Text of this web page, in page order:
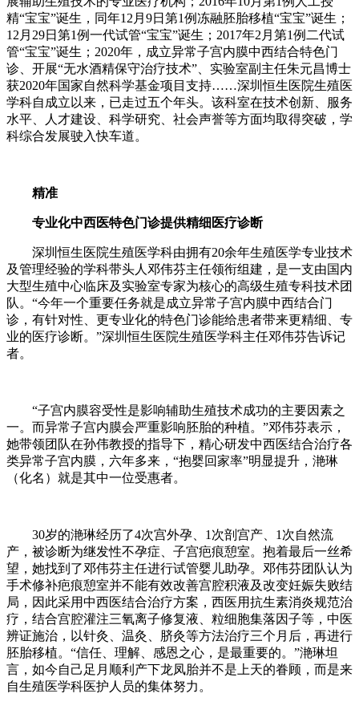
精“宝宝”诞生，同年12月9日第1例冻融胚胎移植“宝宝”诞生；
12月29日第1例一代试管“宝宝”诞生；2017年2月第1例二代试
管“宝宝”诞生；2020年，成立异常子宫内膜中西结合特色门
诊、开展“无水酒精保守治疗技术”、实验室副主任朱元昌博士
获2020年国家自然科学基金项目支持……深圳恒生医院生殖医
学科自成立以来，已走过五个年头。该科室在技术创新、服务
水平、人才建设、科学研究、社会声誉等方面均取得突破，学
科综合发展驶入快车道。
精准
专业化中西医特色门诊提供精细医疗诊断
深圳恒生医院生殖医学科由拥有20余年生殖医学专业技术
及管理经验的学科带头人邓伟芬主任领衔组建，是一支由国内
大型生殖中心临床及实验室专家为核心的高级生殖专科技术团
队。“今年一个重要任务就是成立异常子宫内膜中西结合门
诊，有针对性、更专业化的特色门诊能给患者带来更精细、专
业的医疗诊断。”深圳恒生医院生殖医学科主任邓伟芬告诉记
者。
“子宫内膜容受性是影响辅助生殖技术成功的主要因素之
一。而异常子宫内膜会严重影响胚胎的种植。”邓伟芬表示，
她带领团队在孙伟教授的指导下，精心研发中西医结合治疗各
类异常子宫内膜，六年多来，“抱婴回家率”明显提升，滟琳
（化名）就是其中一位受惠者。
30岁的滟琳经历了4次宫外孕、1次剖宫产、1次自然流
产，被诊断为继发性不孕症、子宫疤痕憩室。抱着最后一丝希
望，她找到了邓伟芬主任进行试管婴儿助孕。邓伟芬团队认为
手术修补疤痕憩室并不能有效改善宫腔积液及改变妊娠失败结
局，因此采用中西医结合治疗方案，西医用抗生素消炎规范治
疗，结合宫腔灌注三氧离子修复液、粒细胞集落因子等，中医
辨证施治，以针灸、温灸、脐灸等方法治疗三个月后，再进行
胚胎移植。“信任、理解、感恩之心，是最重要的。”滟琳坦
言，如今自己足月顺利产下龙凤胎并不是上天的眷顾，而是来
自生殖医学科医护人员的集体努力。